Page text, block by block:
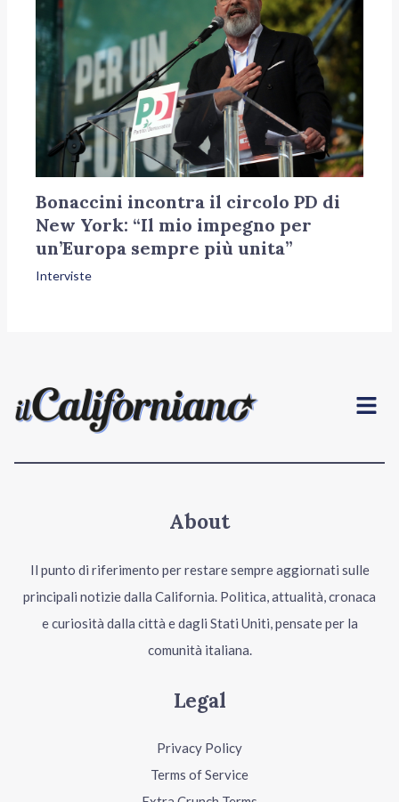
Bonaccini incontra il circolo PD di
New York: “Il mio impegno per
un’Europa sempre più unita”
Interviste
Menu
About
Il punto di riferimento per restare sempre aggiornati sulle
principali notizie dalla California. Politica, attualità, cronaca
e curiosità dalla città e dagli Stati Uniti, pensate per la
comunità italiana.
Legal
Privacy Policy
Terms of Service